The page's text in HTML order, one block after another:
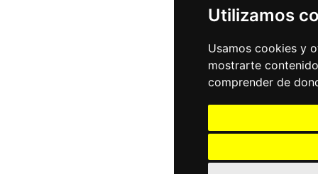
Utilizamos
Usamos cookies y
mostrarte
comprender de